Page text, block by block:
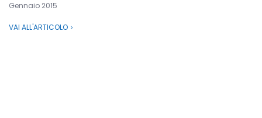
Gennaio 2015
VAI ALL'ARTICOLO